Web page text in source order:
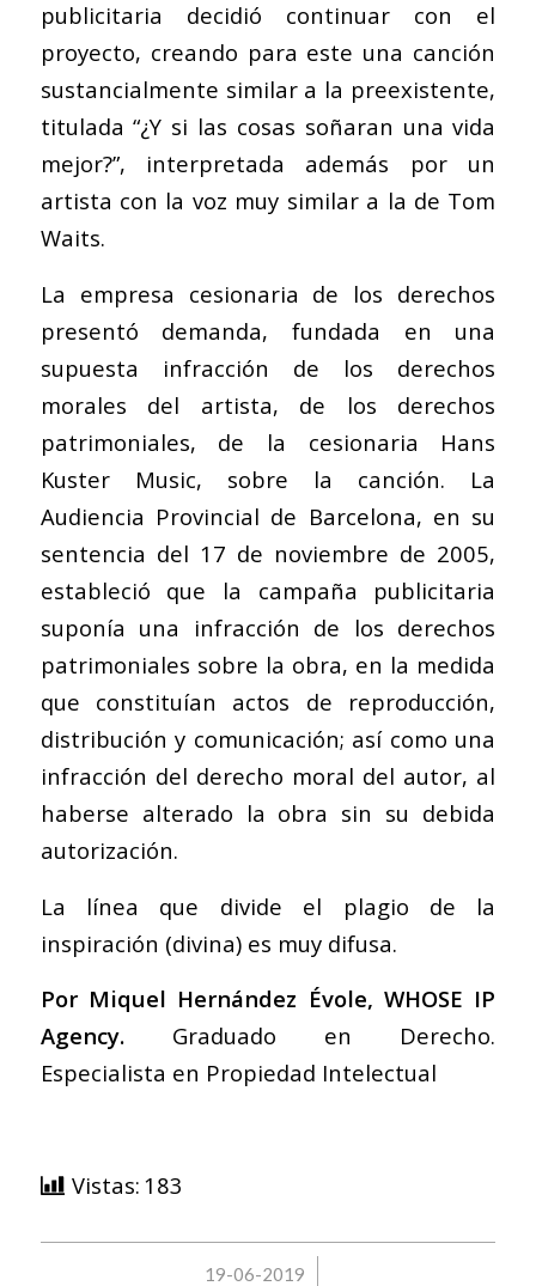
publicitaria decidió continuar con el
proyecto, creando para este una canción
sustancialmente similar a la preexistente,
titulada “¿Y si las cosas soñaran una vida
mejor?”, interpretada además por un
artista con la voz muy similar a la de Tom
Waits.
La empresa cesionaria de los derechos
presentó demanda, fundada en una
supuesta infracción de los derechos
morales del artista, de los derechos
patrimoniales, de la cesionaria Hans
Kuster Music, sobre la canción. La
Audiencia Provincial de Barcelona, en su
sentencia del 17 de noviembre de 2005,
estableció que la campaña publicitaria
suponía una infracción de los derechos
patrimoniales sobre la obra, en la medida
que constituían actos de reproducción,
distribución y comunicación; así como una
infracción del derecho moral del autor, al
haberse alterado la obra sin su debida
autorización.
La línea que divide el plagio de la
inspiración (divina) es muy difusa.
Por Miquel Hernández Évole,WHOSE IP
Agency. Graduado en Derecho.
Especialista en Propiedad Intelectual
Vistas: 183
19-06-2019
/